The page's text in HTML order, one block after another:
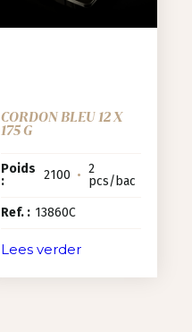
CORDON BLEU 12 X
175 G
Poids
:
2100 • 2
pcs/bac
Ref. : 13860C
Lees verder